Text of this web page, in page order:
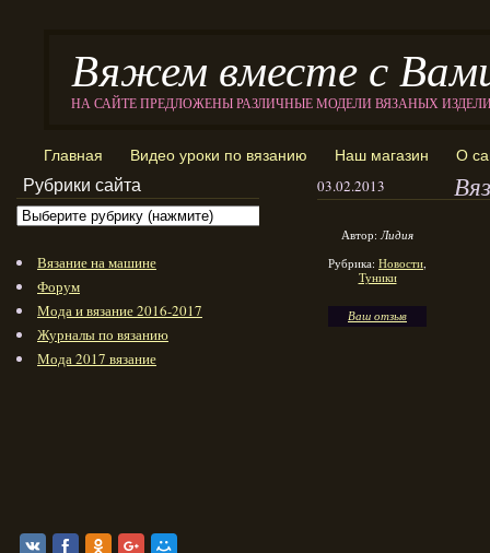
Вяжем вместе с
НА САЙТЕ ПРЕДЛОЖЕНЫ РАЗЛИЧНЫЕ МОДЕЛИ ВЯЗАНЫХ
Главная Видео уроки по вязанию Наш магазин О
03.02.2013
Автор:Лидия
Рубрика: Новости,
Туники
Ваш отзыв
Рубрики сайта
Вязание на машине
Форум
Мода и вязание 2016-2017
Журналы по вязанию
Мода 2017 вязание